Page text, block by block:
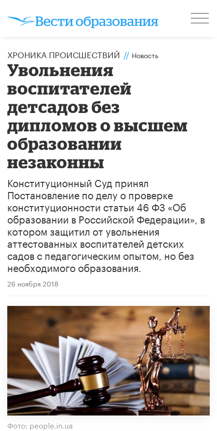
ХРОНИКА ПРОИСШЕСТВИЙ // Новость
Увольнения
воспитателей
детсадов без
дипломов о высшем
образовании
незаконны
Конституционный Суд принял
Постановление по делу о проверке
конституционности статьи 46 ФЗ «Об
образовании в Российской Федерации», в
котором защитил от увольнения
аттестованных воспитателей детских
садов с педагогическим опытом, но без
необходимого образования.
26 ноября 2018
Фото: people.in.ua